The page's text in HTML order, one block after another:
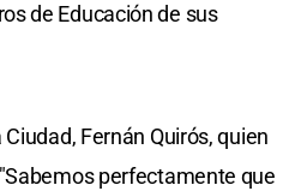
de Educación de sus
Fernán Quirós, quien
perfectamente que